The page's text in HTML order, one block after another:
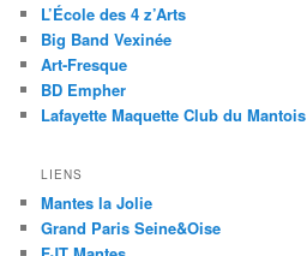
L’École des 4 z’Arts
Big Band Vexinée
Art-Fresque
BD Empher
Lafayette Maquette Club du Mantois
LIENS
Mantes la Jolie
Grand Paris Seine&Oise